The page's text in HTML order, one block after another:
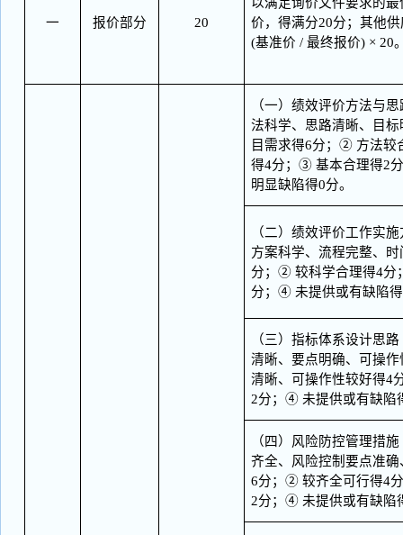
一 报价部分 20
价，得满分20分；其他
(基准价 / 最终报价) × 20
（一）绩效评价方法与
法科学、思路清晰、目
目需求得6分；② 方法较
得4分；③ 基本合理得2
明显缺陷得0分。
（二）绩效评价工作实
方案科学、流程完整、
分；② 较科学合理得4分
分；④ 未提供或有缺陷
（三）指标体系设计思路
清晰、要点明确、可操
清晰、可操作性较好得4
2分；④ 未提供或有缺陷
（四）风险防控管理措施
齐全、风险控制要点准
6分；② 较齐全可行得4
2分；④ 未提供或有缺陷